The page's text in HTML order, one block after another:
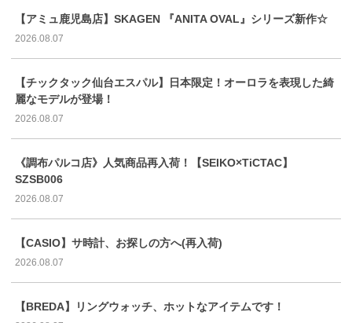
【アミュ鹿児島店】SKAGEN 『ANITA OVAL』シリーズ新作☆
2026.08.07
【チックタック仙台エスパル】日本限定！オーロラを表現した綺
麗なモデルが登場！
2026.08.07
《調布パルコ店》人気商品再入荷！【SEIKO×TiCTAC】
SZSB006
2026.08.07
【CASIO】サ時計、お探しの方へ(再入荷)
2026.08.07
【BREDA】リングウォッチ、ホットなアイテムです！